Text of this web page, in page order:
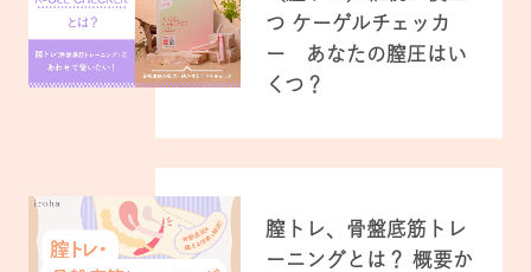
つ ケーゲルチェッカ
ー あなたの膣圧はい
くつ？
膣トレ、骨盤底筋トレ
ーニングとは？ 概要か